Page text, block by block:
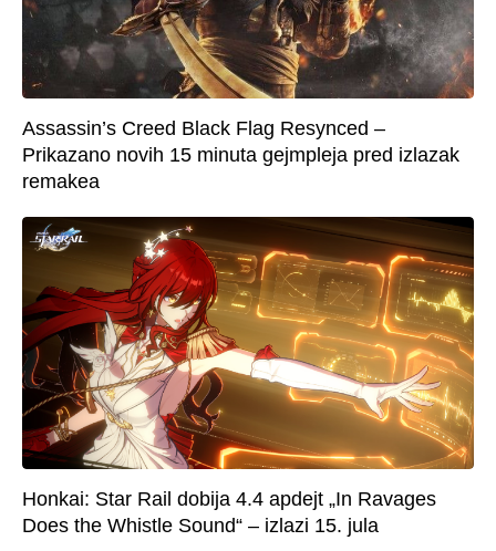
Assassin’s Creed Black Flag Resynced –
Prikazano novih 15 minuta gejmpleja pred izlazak
remakea
Honkai: Star Rail dobija 4.4 apdejt „In Ravages
Does the Whistle Sound“ – izlazi 15. jula